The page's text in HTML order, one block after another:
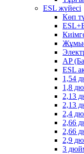
ESL жүйесі
Көп
Жұмыс
AP
ESL
1,54
1,8
2,13
2,13
2,4
2,66
2,66
2,9
3